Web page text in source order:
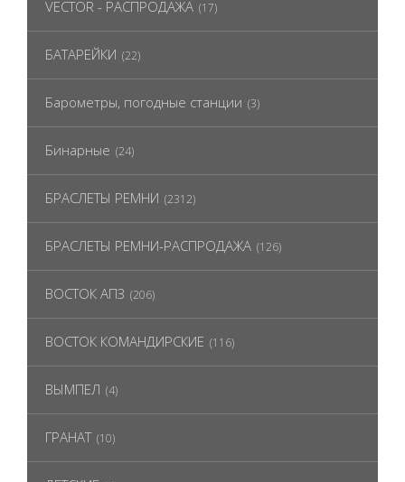
VECTOR - РАСПРОДАЖА (17)
БАТАРЕЙКИ (22)
Барометры, погодные станции (3)
Бинарные (24)
БРАСЛЕТЫ РЕМНИ (2312)
БРАСЛЕТЫ РЕМНИ-РАСПРОДАЖА (126)
ВОСТОК АПЗ (206)
ВОСТОК КОМАНДИРСКИЕ (116)
ВЫМПЕЛ (4)
ГРАНАТ (10)